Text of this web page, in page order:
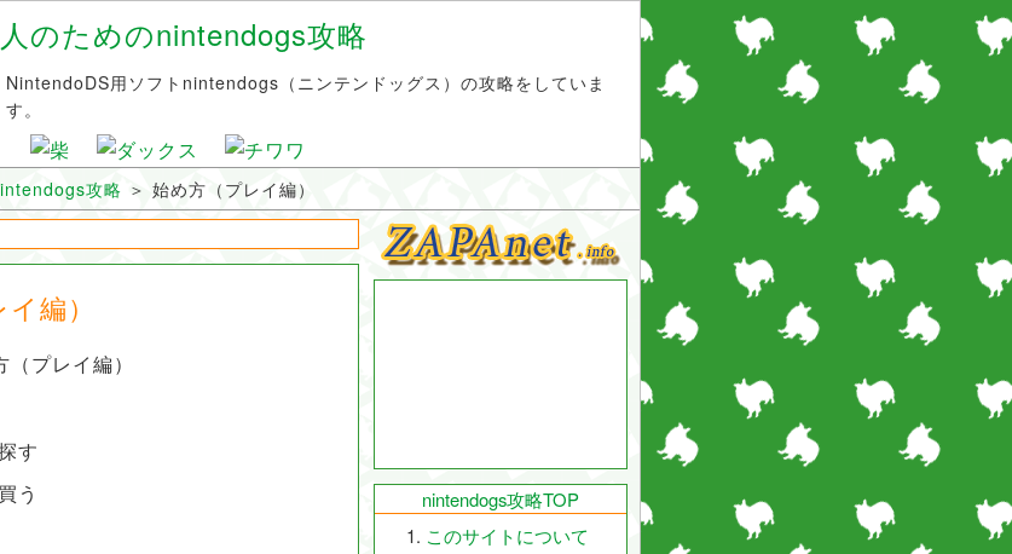
のためのnintendogs攻略
NintendoDS用ソフトnintendogs（ニンテンドッグス）の攻略をしていま
す。
攻略 ＞ 始め方（プレイ編）
編）
プレイ編）
す
う
nintendogs攻略TOP
このサイトについて